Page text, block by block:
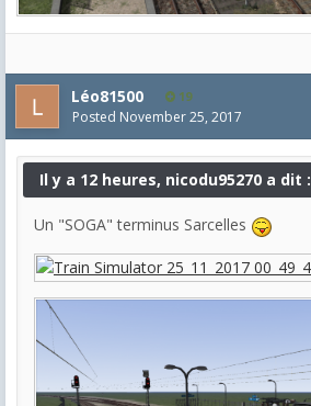
Léo81500 19
Posted November 25, 2017
Il y a 12 heures, nicodu95270 a dit :
Un "SOGA" terminus Sarcelles